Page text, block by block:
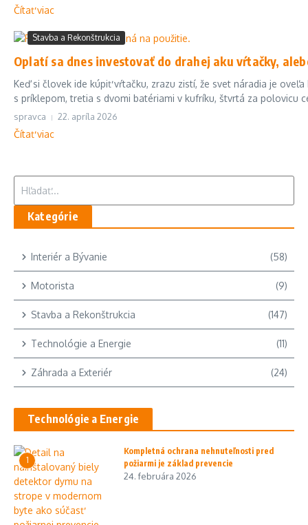
Čítať viac
Stavba a Rekonštrukcia
Oplatí sa dnes investovať do drahej aku vŕtačky,
Keď si človek ide kúpiť vŕtačku, zrazu zistí, že svet náradia je
s príklepom, tretia s dvomi batériami v kufríku, štvrtá za polovicu
spravca 22. apríla 2026
Čítať viac
Kategórie
Interiér a Bývanie (58)
Motorista (9)
Stavba a Rekonštrukcia (147)
Technológie a Energie (11)
Záhrada a Exteriér (24)
Technológie a Energie
1
Kompletná ochrana nehnuteľnosti pred
požiarmi je základ prevencie
24. februára 2026